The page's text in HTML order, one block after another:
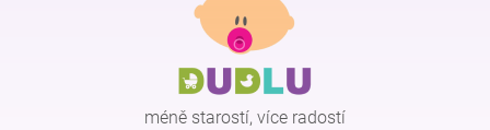
méně starostí, více radostí